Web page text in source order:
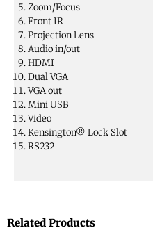
Zoom/Focus
Front IR
Projection Lens
Audio in/out
HDMI
Dual VGA
VGA out
Mini USB
Video
Kensington® Lock Slot
RS232
Related Products